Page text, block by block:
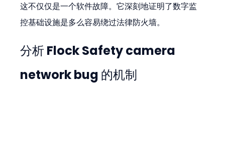
这不仅仅是一个软件故障。它深刻地证明了数字监
控基础设施是多么容易绕过法律防火墙。
分析 Flock Safety camera
network bug 的机制